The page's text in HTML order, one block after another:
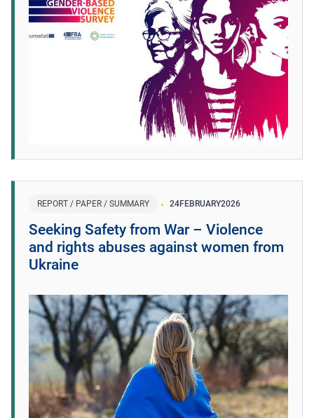
REPORT / PAPER / SUMMARY 24FEBRUARY2026
Seeking Safety from War – Violence
and rights abuses against women from
Ukraine